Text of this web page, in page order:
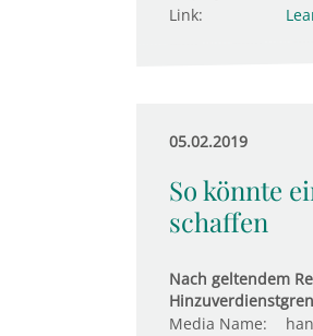
Link:
05.02.2019
So könnte
schaffen
Nach geltendem
Media Name: